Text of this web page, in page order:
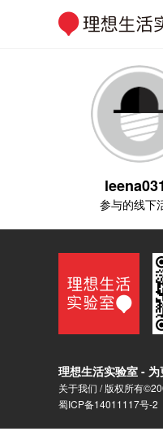
参与的线下
理想生活实验室 -
关于我们 / 版权所有
蜀ICP备14011117号-2